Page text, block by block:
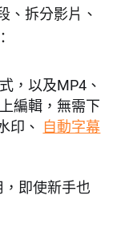
、拆分影片、
，以及MP4、
編輯，無需下
印、
自動字幕
，即使新手也